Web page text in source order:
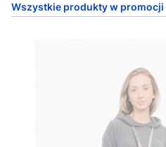
Wszystkie produkty w promocji